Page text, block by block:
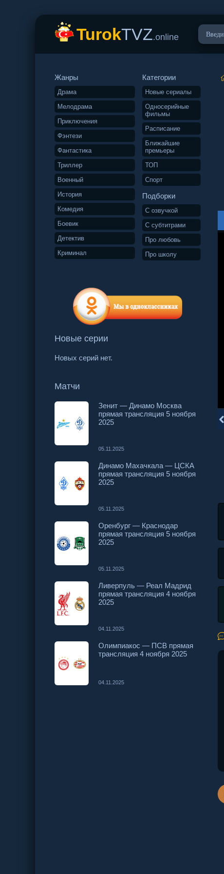
TurokTVZ.online
Жанры
Драма
Мелодрама
Приключения
Фэнтези
Фантастика
Триллер
Военный
История
Комедия
Боевик
Детектив
Криминал
Категории
Новые сериалы
Односерийные
фильмы
Расписание
Ближайшие
премьеры
ТОП
Спорт
Подборки
С озвучкой
С субтитрами
Про любовь
Про школу
Новые серии
Новых серий нет.
Матчи
Зенит — Динамо Москва
прямая трансляция 5 ноября
2025
05.11.2025
Динамо Махачкала — ЦСКА
прямая трансляция 5 ноября
2025
05.11.2025
Оренбург — Краснодар
прямая трансляция 5 ноября
2025
05.11.2025
Ливерпуль — Реал Мадрид
прямая трансляция 4 ноября
2025
04.11.2025
Олимпиакос — ПСВ прямая
трансляция 4 ноября 2025
04.11.2025
21 серия